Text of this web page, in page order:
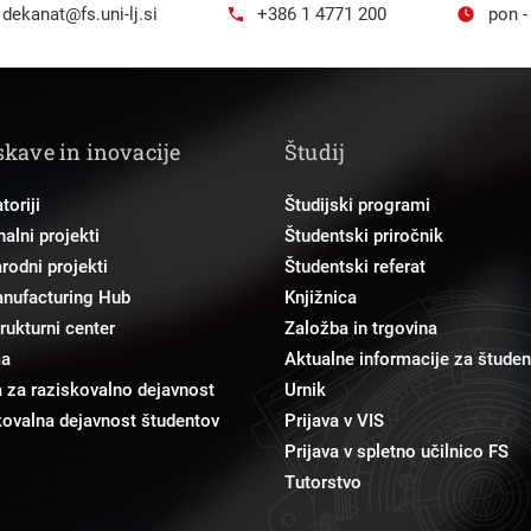
dekanat@fs.uni-lj.si +386 1 4771 200 pon
in inovacije
projekti
projekti
Hub
center
za raziskovalno dejavnost
dejavnost študentov
Študij
Študijski programi
Študentski priročnik
Študentski referat
Knjižnica
Založba in trgovina
Aktualne informacije za
Urnik
Prijava v VIS
Prijava v spletno učilnico FS
Tutorstvo